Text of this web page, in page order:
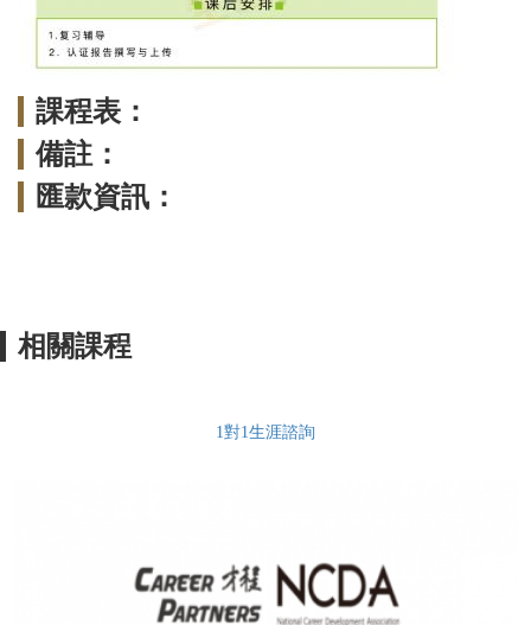
課程表：
備註：
匯款資訊：
相關課程
1對1生涯諮詢